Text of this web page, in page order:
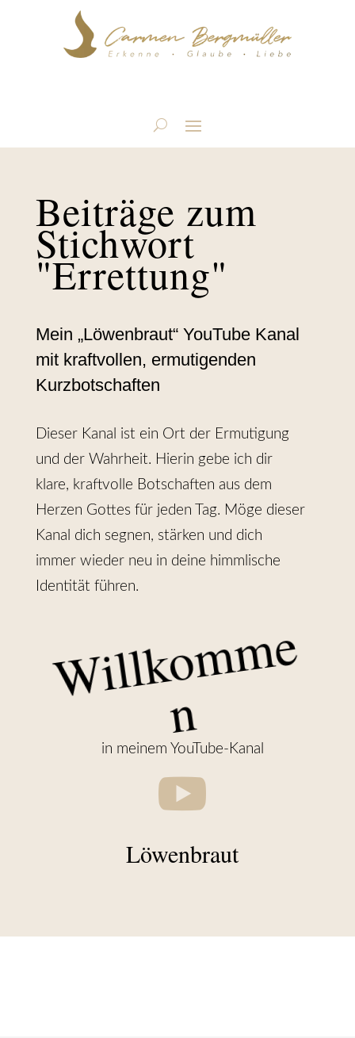
Beiträge zum
Stichwort
"Errettung"
Mein „Löwenbraut“ YouTube Kanal
mit kraftvollen, ermutigenden
Kurzbotschaften
Dieser Kanal ist ein Ort der Ermutigung
und der Wahrheit. Hierin gebe ich dir
klare, kraftvolle Botschaften aus dem
Herzen Gottes für jeden Tag. Möge dieser
Kanal dich segnen, stärken und dich
immer wieder neu in deine himmlische
Identität führen.
W
i
l
l
k
o
m
m
e
n
in meinem YouTube-Kanal

Löwenbraut